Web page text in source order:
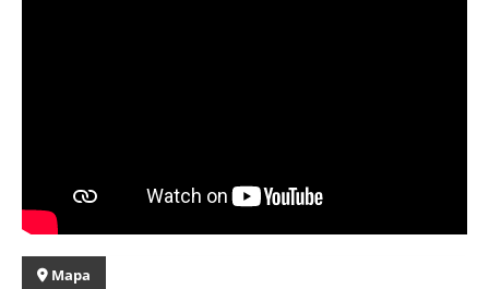
Mapa